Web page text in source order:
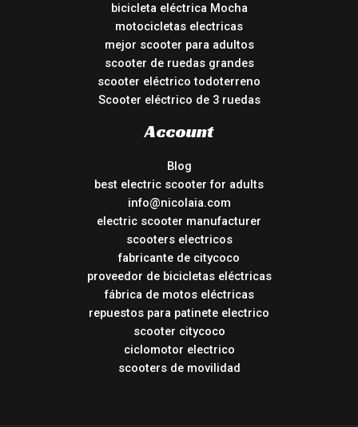
bicicleta eléctrica Mocha
motocicletas electricas
mejor scooter para adultos
scooter de ruedas grandes
scooter eléctrico todoterreno
Scooter eléctrico de 3 ruedas
Account
Blog
best electric scooter for adults
info@nicolaia.com
electric scooter manufacturer
scooters electricos
fabricante de citycoco
proveedor de bicicletas eléctricas
fábrica de motos eléctricas
repuestos para patinete electrico
scooter citycoco
ciclomotor electrico
scooters de movilidad